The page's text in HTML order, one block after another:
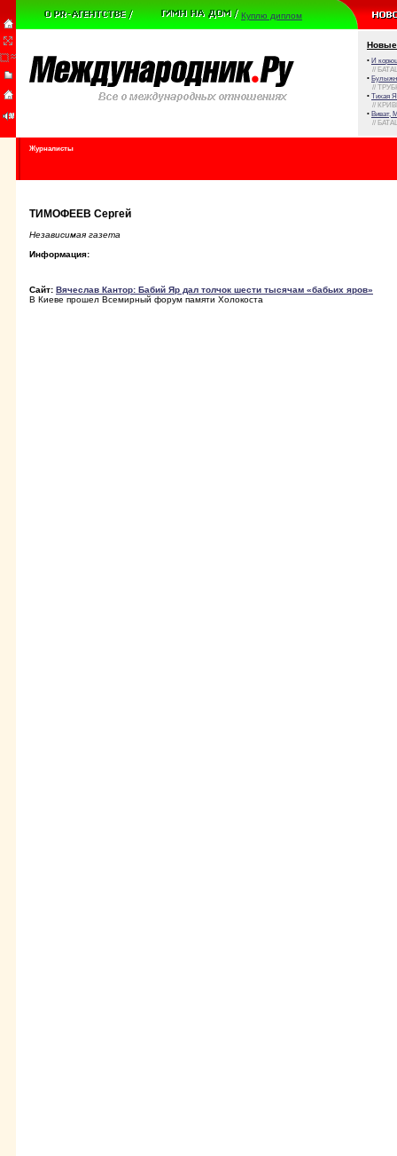
Куплю диплом
Новые
• И
//
•
//
• Тихая
//
• Виват,
//
Журналисты
ТИМОФЕЕВ Сергей
Независимая газета
Информация:
Сайт: Вячеслав Кантор: Бабий Яр дал толчок шести тысячам «бабьих яров»
В Киеве прошел Всемирный форум памяти Холокоста